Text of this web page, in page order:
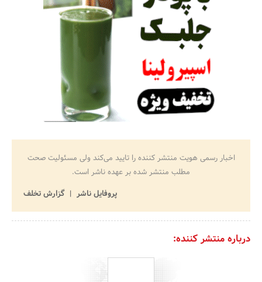
اخبار رسمی هویت منتشر کننده را تایید می‌کند ولی مسئولیت صحت
مطلب منتشر شده بر عهده ناشر است.
پروفایل ناشر
گزارش تخلف
درباره منتشر کننده: